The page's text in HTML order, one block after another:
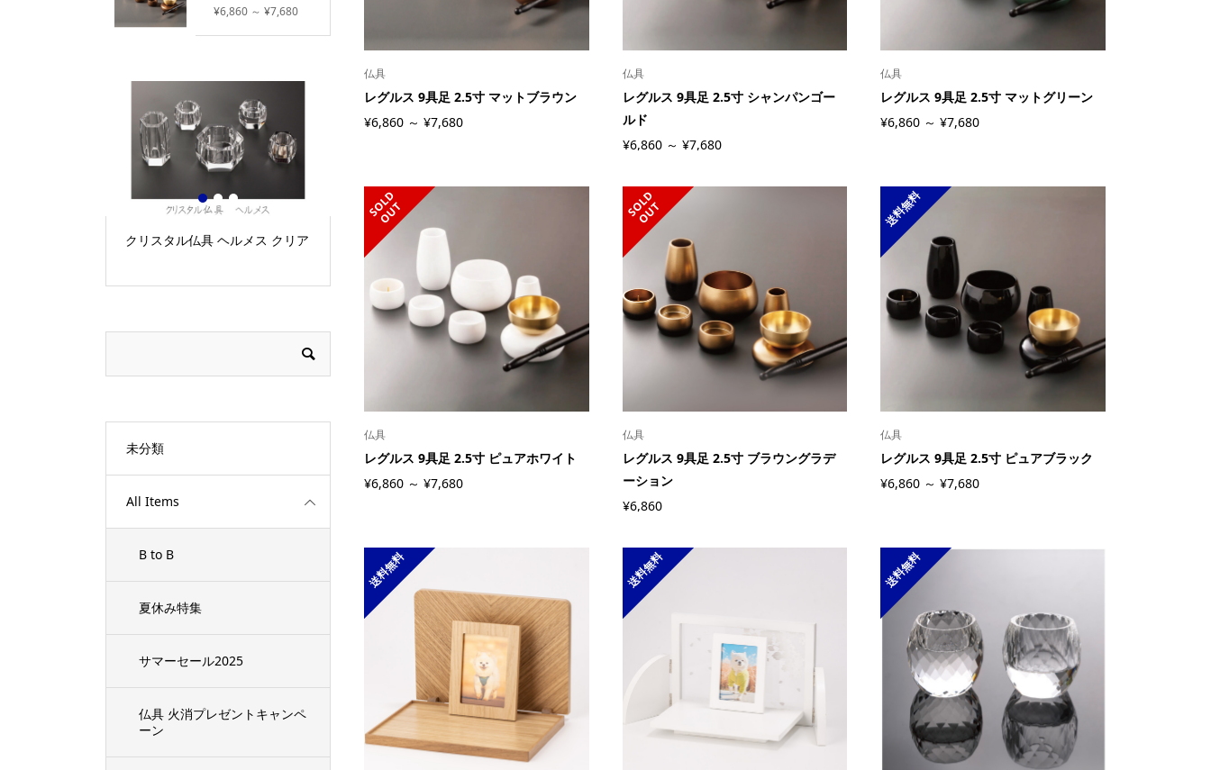
仏具
レグルス 9具足 2.5寸 マットブラウン
¥6,860 ～ ¥7,680
仏具
レグルス 9具足 2.5寸 シャンパンゴー
ルド
¥6,860 ～ ¥7,680
仏具
レグルス 9具足 2.5寸 マットグリーン
¥6,860 ～ ¥7,680
S
O
L
D
O
U
T
仏具
レグルス 9具足 2.5寸 ピュアホワイト
¥6,860 ～ ¥7,680
S
O
L
D
O
U
T
仏具
レグルス 9具足 2.5寸 ブラウングラデ
ーション
¥6,860
送料無料
仏具
レグルス 9具足 2.5寸 ピュアブラック
¥6,860 ～ ¥7,680
送料無料 送料無料 送料無料
¥6,860 ～ ¥7,680
クリスタル仏具 ヘルメス クリア
【新発売】モダン仏具 スピカ 6
具足 黒金
インスタフォロー プレゼントキ
ャンペーン
クリスタル仏具 ヘルメス クリア
1 2
未分類
All Items
B to B
夏休み特集
サマーセール2025
仏具 火消プレゼントキャンペ
ーン